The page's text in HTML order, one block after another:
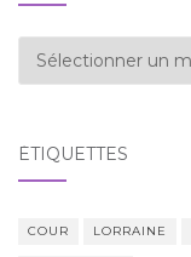
Archives
ÉTIQUETTES
COUR LORRAINE